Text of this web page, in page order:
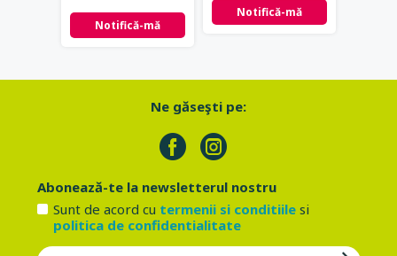
Notifică-mă
Notifică-mă
Ne găseşti pe:
Abonează-te la newsletterul nostru
Sunt de acord cu termenii si conditiilesi
politica de confidentialitate